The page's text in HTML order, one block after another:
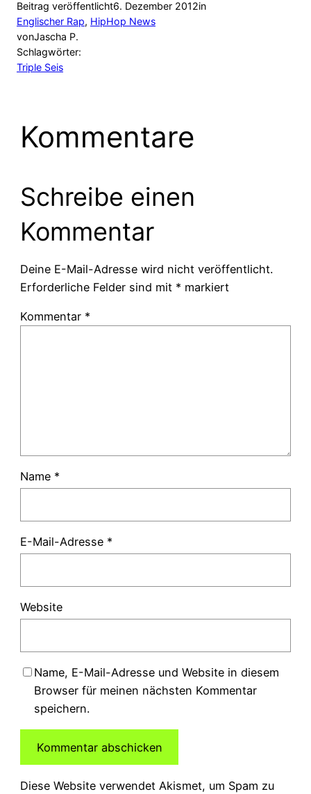
Beitrag veröffentlicht6. Dezember 2012in
Englischer Rap, HipHop News
vonJascha P.
Schlagwörter:
Triple Seis
Kommentare
Schreibe einen
Kommentar
Deine E-Mail-Adresse wird nicht veröffentlicht.
Erforderliche Felder sind mit * markiert
Kommentar *
Name *
E-Mail-Adresse *
Website
Name, E-Mail-Adresse und Website in diesem
Browser für meinen nächsten Kommentar
speichern.
Diese Website verwendet Akismet, um Spam zu